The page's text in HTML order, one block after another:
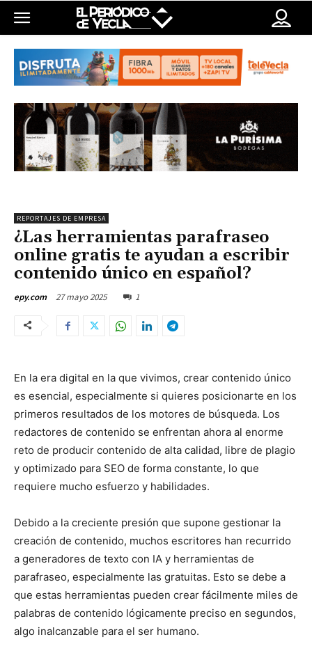
REPORTAJES DE EMPRESA
¿Las herramientas parafraseo
online gratis te ayudan a escribir
contenido único en español?
epy.com 27 mayo 2025 1
En la era digital en la que vivimos, crear contenido único
es esencial, especialmente si quieres posicionarte en los
primeros resultados de los motores de búsqueda. Los
redactores de contenido se enfrentan ahora al enorme
reto de producir contenido de alta calidad, libre de plagio
y optimizado para SEO de forma constante, lo que
requiere mucho esfuerzo y habilidades.
Debido a la creciente presión que supone gestionar la
creación de contenido, muchos escritores han recurrido
a generadores de texto con IA y herramientas de
parafraseo, especialmente las gratuitas. Esto se debe a
que estas herramientas pueden crear fácilmente miles de
palabras de contenido lógicamente preciso en segundos,
algo inalcanzable para el ser humano.